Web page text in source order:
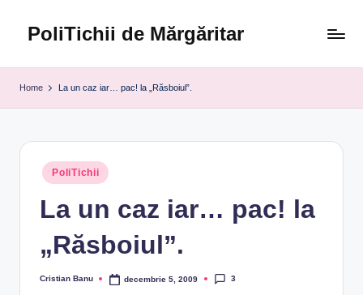
PoliTichii de Mărgăritar
Home La un caz iar… pac! la „Răsboiul”.
Posted
in
PoliTichii
La un caz iar… pac! la
„Răsboiul”.
Posted
Cristian Banu decembrie 5, 2009 3